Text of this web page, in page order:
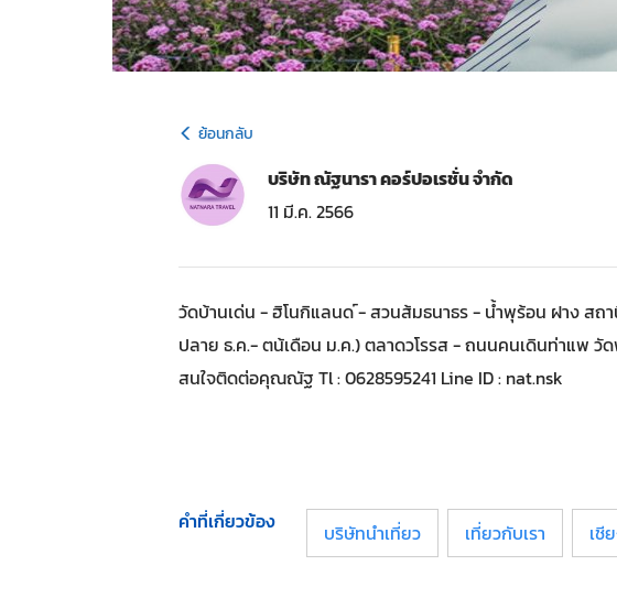
ย้อนกลับ
บริษัท ณัฐนารา คอร์ปอเรชั่น จำกัด
11 มี.ค. 2566
วัดบ้านเด่น - ฮิโนกิแลนด ์- สวนส้มธนาธร - น้ำพุร้อน ฝาง สถ
ปลาย ธ.ค.- ตน้เดือน ม.ค.) ตลาดวโรรส - ถนนคนเดินท่าแพ
สนใจติดต่อคุณณัฐ Tl : 0628595241 Line ID : nat.nsk
คำที่เกี่ยวข้อง บริษัทนำเที่ยว เที่ยวกับเรา เชี